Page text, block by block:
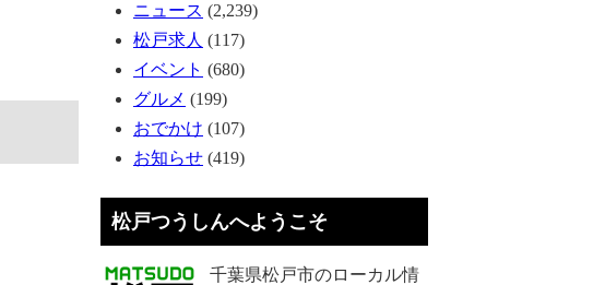
ニュース (2,239)
松戸求人 (117)
イベント (680)
グルメ (199)
おでかけ (107)
お知らせ (419)
松戸つうしんへようこそ
千葉県松戸市のローカル情